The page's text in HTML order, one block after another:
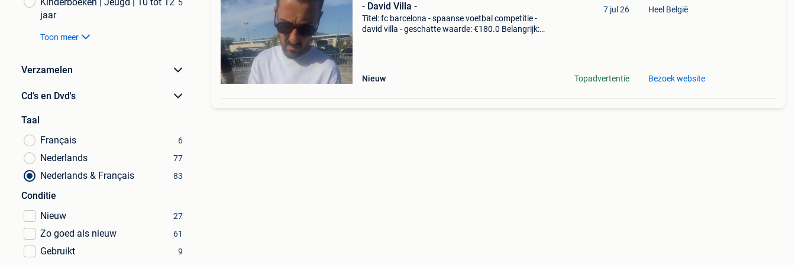
jaar
5
Toon meer
Verzamelen
Cd's en Dvd's
Taal
Français
6
Nederlands 77
Nederlands & Français 83
Conditie
Nieuw
27
Zo goed als nieuw 61
Gebruikt 9
- David Villa -
Titel: fc barcelona - spaanse voetbal competitie -
david villa - geschatte waarde: €180.0 Belangrijk:
Nieuw
7 jul 26
Topadvertentie
Heel België
Bezoek website